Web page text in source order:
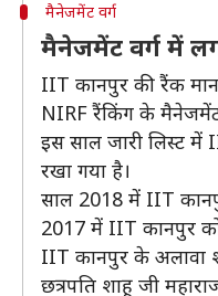
मैनेजमेंट वर्ग
मैनेजमेंट वर्ग में
IIT कानपुर की रैंक
NIRF रैंकिंग के मैनेजमेंट
इस साल जारी लिस्ट में
रखा गया है।
साल 2018 में IIT
2017 में IIT कानपुर को
IIT कानपुर के अलावा
छत्रपति शाहू जी